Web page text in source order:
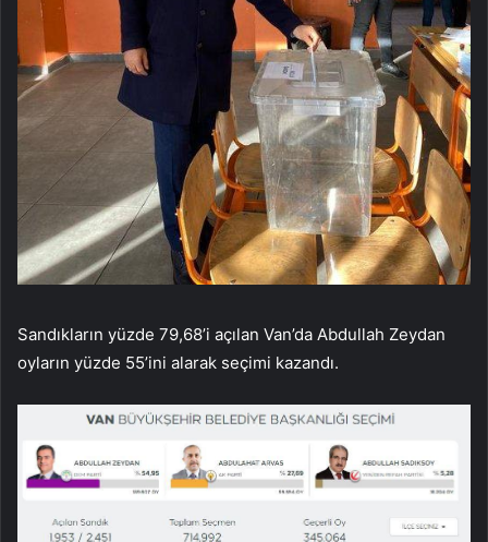
Sandıkların yüzde 79,68’i açılan Van’da Abdullah Zeydan
oyların yüzde 55’ini alarak seçimi kazandı.